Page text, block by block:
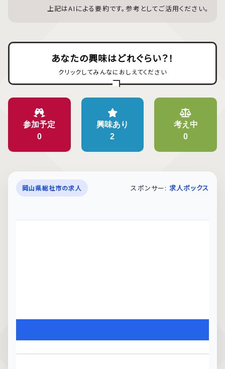
上記はAIによる要約です。参考としてご活用ください。
あなたの興味はどれぐらい？！
クリックしてみんなにおしえてください
参加予定
0
興味あり
2
考え中
0
岡山県総社市の求人 スポンサー: 求人ボックス